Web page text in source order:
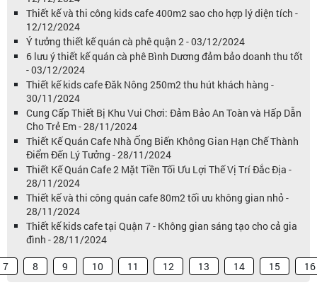
Thiết kế và thi công kids cafe 400m2 sao cho hợp lý diện tích -
12/12/2024
Ý tưởng thiết kế quán cà phê quận 2 - 03/12/2024
6 lưu ý thiết kế quán cà phê Bình Dương đảm bảo doanh thu tốt
- 03/12/2024
Thiết kế kids cafe Đăk Nông 250m2 thu hút khách hàng -
30/11/2024
Cung Cấp Thiết Bị Khu Vui Chơi: Đảm Bảo An Toàn và Hấp Dẫn
Cho Trẻ Em - 28/11/2024
Thiết Kế Quán Cafe Nhà Ống Biến Không Gian Hạn Chế Thành
Điểm Đến Lý Tưởng - 28/11/2024
Thiết Kế Quán Cafe 2 Mặt Tiền Tối Ưu Lợi Thế Vị Trí Đắc Địa -
28/11/2024
Thiết kế và thi công quán cafe 80m2 tối ưu không gian nhỏ -
28/11/2024
Thiết kế kids cafe tại Quận 7 - Không gian sáng tạo cho cả gia
đình - 28/11/2024
7 8 9 10 11 12 13 14 15 16